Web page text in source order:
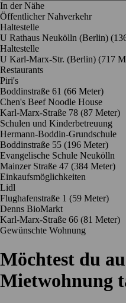
In der Nähe
Öffentlicher Nahverkehr
Haltestelle
U Rathaus Neukölln (Berlin)
Haltestelle
U Karl-Marx-Str. (Berlin) (717
Restaurants
Piri's
Boddinstraße 61 (66 Meter)
Chen's Beef Noodle House
Karl-Marx-Straße 78 (87 Meter)
Schulen und Kinderbetreuung
Hermann-Boddin-Grundschule
Boddinstraße 55 (196 Meter)
Evangelische Schule Neukölln
Mainzer Straße 47 (384 Meter)
Einkaufsmöglichkeiten
Lidl
Flughafenstraße 1 (59 Meter)
Denns BioMarkt
Karl-Marx-Straße 66 (81 Meter)
Gewünschte Wohnung
Möchtest du
Mietwohnung